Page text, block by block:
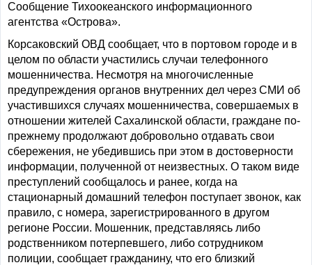
Сообщение Тихоокеанского информационного
агентства «Острова».
Корсаковский ОВД сообщает, что в портовом городе и в
целом по области участились случаи телефонного
мошенничества. Несмотря на многочисленные
предупреждения органов внутренних дел через СМИ об
участившихся случаях мошенничества, совершаемых в
отношении жителей Сахалинской области, граждане по-
прежнему продолжают добровольно отдавать свои
сбережения, не убедившись при этом в достоверности
информации, полученной от неизвестных. О таком виде
преступлений сообщалось и ранее, когда на
стационарный домашний телефон поступает звонок, как
правило, с номера, зарегистрированного в другом
регионе России. Мошенник, представляясь либо
родственником потерпевшего, либо сотрудником
полиции, сообщает гражданину, что его близкий